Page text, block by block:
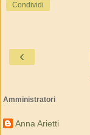
Condividi
‹
Amministratori
Anna Arietti